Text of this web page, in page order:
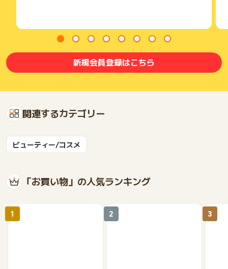
新規会員登録はこちら
関連するカテゴリー
ビューティー/コスメ
「お買い物」の人気ランキング
1 2 3